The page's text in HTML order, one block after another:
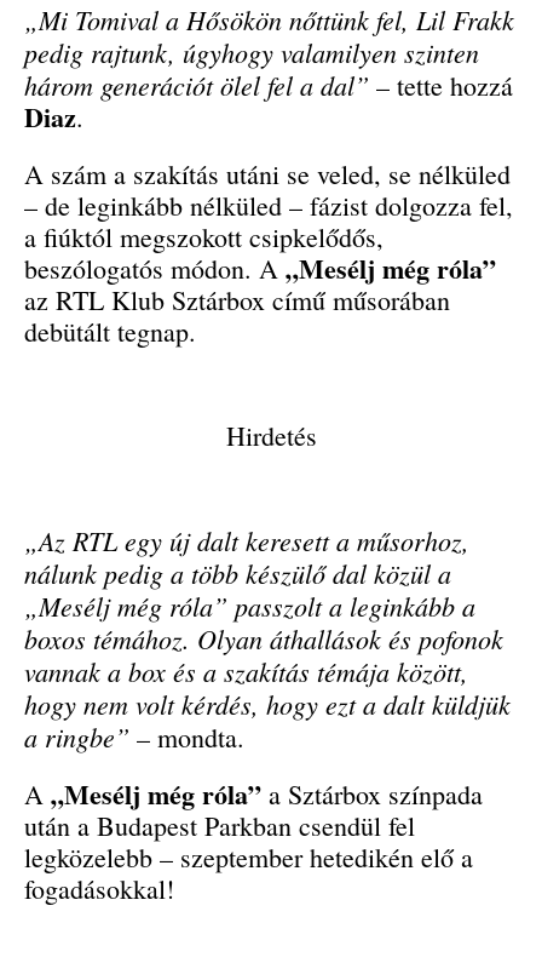
„Mi Tomival a Hősökön nőttünk fel, Lil Frakk
pedig rajtunk, úgyhogy valamilyen szinten
három generációt ölel fel a dal” – tette hozzá
Diaz.
A szám a szakítás utáni se veled, se nélküled
– de leginkább nélküled – fázist dolgozza fel,
a fiúktól megszokott csipkelődős,
beszólogatós módon. A „Mesélj még róla”
az RTL Klub Sztárbox című műsorában
debütált tegnap.
Hirdetés
„Az RTL egy új dalt keresett a műsorhoz,
nálunk pedig a több készülő dal közül a
„Mesélj még róla” passzolt a leginkább a
boxos témához. Olyan áthallások és pofonok
vannak a box és a szakítás témája között,
hogy nem volt kérdés, hogy ezt a dalt küldjük
a ringbe” – mondta.
A „Mesélj még róla” a Sztárbox színpada
után a Budapest Parkban csendül fel
legközelebb – szeptember hetedikén elő a
fogadásokkal!